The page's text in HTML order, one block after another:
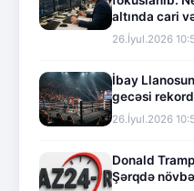
altında cari
26.İyul.2026
İbay
gecəsi
26.İyul.2026
Donald
Şərqdə